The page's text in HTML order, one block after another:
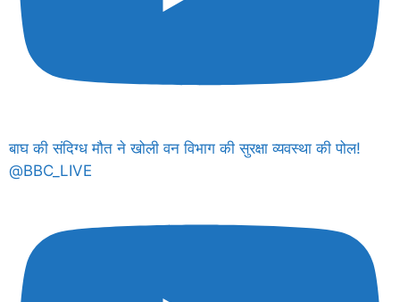
बाघ की संदिग्ध मौत ने खोली वन विभाग की सुरक्षा व्यवस्था की पोल!
@BBC_LIVE